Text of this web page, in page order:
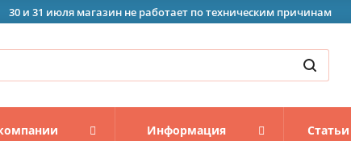
30 и 31 июля магазин не работает по техническим причинам
Информация Статьи